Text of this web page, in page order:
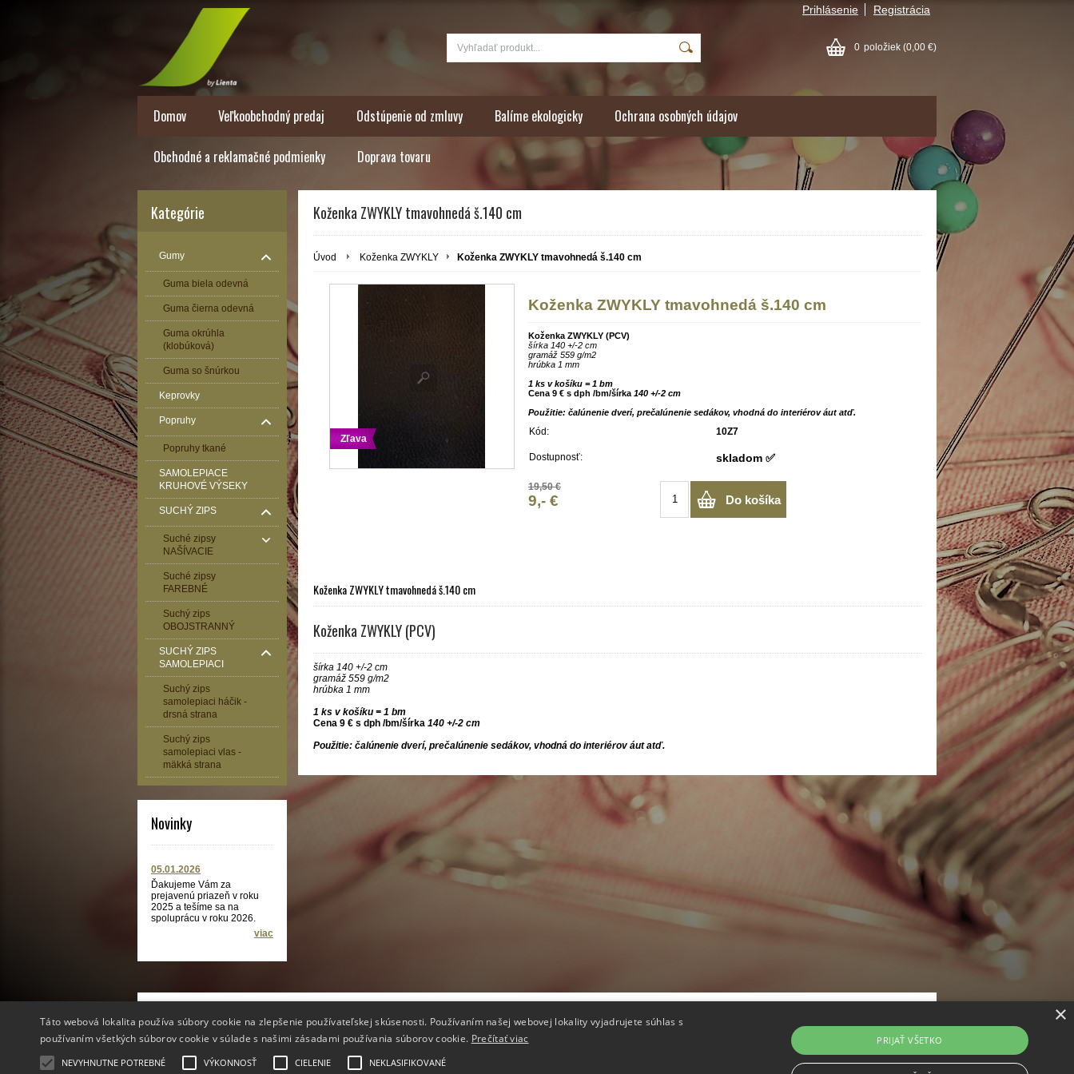
Prihlásenie Registrácia
0 položiek (0,00 €)
Domov Veľkoobchodný predaj Odstúpenie od zmluvy Balíme ekologicky Ochrana osobných údajov
Obchodné a reklamačné podmienky Doprava tovaru
Kategórie
Gumy
Guma biela odevná
Guma čierna odevná
Guma okrúhla
(klobúková)
Guma so šnúrkou
Keprovky
Popruhy
Popruhy tkané
SAMOLEPIACE
KRUHOVÉ VÝSEKY
SUCHÝ ZIPS
Suché zipsy
NAŠÍVACIE
Suché zipsy
FAREBNÉ
Suchý zips
OBOJSTRANNÝ
SUCHÝ ZIPS
SAMOLEPIACI
Suchý zips
samolepiaci háčik -
drsná strana
Suchý zips
samolepiaci vlas -
mäkká strana
Novinky
05.01.2026
Ďakujeme Vám za
prejavenú priazeň v roku
2025 a tešíme sa na
spoluprácu v roku 2026.
viac
Koženka ZWYKLY tmavohnedá š.140 cm
Úvod Koženka ZWYKLY Koženka ZWYKLY tmavohnedá š.140 cm
Zľava
Koženka ZWYKLY tmavohnedá š.140 cm
Koženka ZWYKLY (PCV)
šírka 140 +/-2 cm
gramáž 559 g/m2
hrúbka 1 mm
1 ks v košíku = 1 bm
Cena 9 € s dph /bm/šírka 140 +/-2 cm
Použitie: čalúnenie dverí, prečalúnenie sedákov, vhodná do interiérov áut atď.
Kód: 10Z7
Dostupnosť: skladom ✅
19,50 €
9,- € Do košíka
Koženka ZWYKLY tmavohnedá š.140 cm
Koženka ZWYKLY (PCV)
šírka 140 +/-2 cm
gramáž 559 g/m2
hrúbka 1 mm
1 ks v košíku = 1 bm
Cena 9 € s dph /bm/šírka 140 +/-2 cm
Použitie: čalúnenie dverí, prečalúnenie sedákov, vhodná do interiérov áut atď.
O nás
Video návody
Doprava
Reklamačné podmienky
Otázky a odpovede
×
Táto webová lokalita používa súbory cookie na zlepšenie používateľskej skúsenosti. Používaním našej webovej lokality vyjadrujete súhlas s
používaním všetkých súborov cookie v súlade s našimi zásadami používania súborov cookie. Prečítať viac
NEVYHNUTNE POTREBNÉ VÝKONNOSŤ CIELENIE NEKLASIFIKOVANÉ
PRIJAŤ VŠETKO